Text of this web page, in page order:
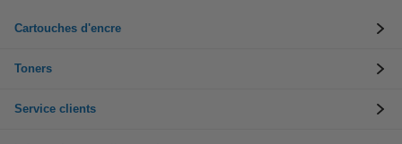
Cartouches d'encre
Toners
Service clients